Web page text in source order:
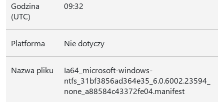
Godzina
(UTC)
09:32
Platforma Nie dotyczy
Nazwa pliku
Ia64_microsoft-windows-
ntfs_31bf3856ad364e35_6.0.6002.23594_
none_a88584c43372fe04.manifest